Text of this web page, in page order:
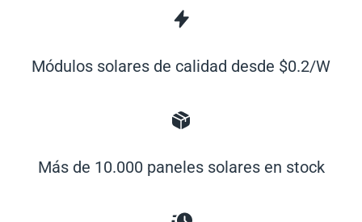
Módulos solares de calidad desde $0.2/W
Más de 10.000 paneles solares en stock